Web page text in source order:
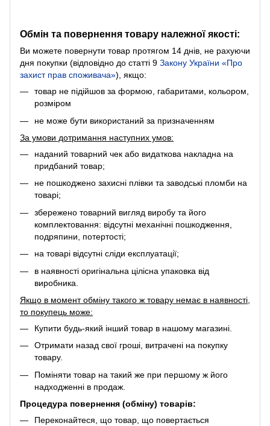
Обмін та повернення товару належної якості:
Ви можете повернути товар протягом 14 днів, не рахуючи
дня покупки (відповідно до статті 9 Закону України «Про
захист прав споживача»), якщо:
товар не підійшов за формою, габаритами, кольором,
розміром
не може бути використаний за призначенням
За умови дотримання наступних умов:
наданий товарний чек або видаткова накладна на
придбаний товар;
не пошкоджено захисні плівки та заводські пломби на
товарі;
збережено товарний вигляд виробу та його
комплектовання: відсутні механічні пошкодження,
подряпини, потертості;
на товарі відсутні сліди експлуатації;
в наявності оригінальна цілісна упаковка від
виробника.
Якщо в момент обміну такого ж товару немає в наявності,
то покупець може:
Купити будь-який інший товар в нашому магазині.
Отримати назад свої гроші, витрачені на покупку
товару.
Поміняти товар на такий же при першому ж його
надходженні в продаж.
Процедура повернення (обміну) товарів:
Переконайтеся, що товар, що повертається